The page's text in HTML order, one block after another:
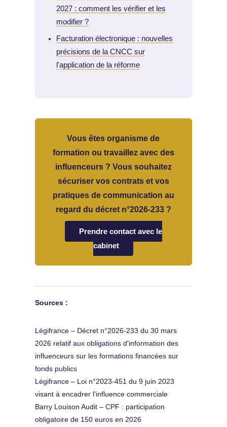
2027 : comment les vérifier et les
modifier ?
Facturation électronique : nouvelles
précisions de la CNCC sur
l'application de la réforme
Vous êtes organisme de
formation ou travaillez avec des
influenceurs ? Vous souhaitez
sécuriser vos contrats et vos
pratiques de communication au
regard du décret n°2026-233 ?
Prendre contact avec le
cabinet
Sources :
Légifrance – Décret n°2026-233 du 30 mars
2026 relatif aux obligations d'information des
influenceurs sur les formations financées sur
fonds publics
Légifrance – Loi n°2023-451 du 9 juin 2023
visant à encadrer l'influence commerciale
Barry Louison Audit – CPF : participation
obligatoire de 150 euros en 2026